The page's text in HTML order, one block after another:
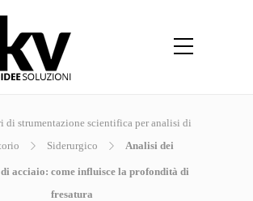
di strumentazione scientifica per analisi di
Siderurgico Analisi dei
acciaio: come influisce la profondità di
fresatura